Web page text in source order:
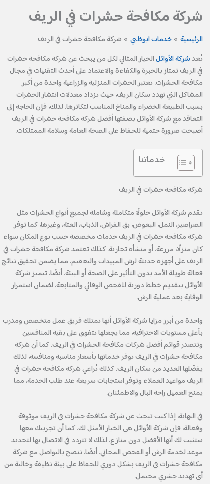
شركة مكافحة حشرات في الريف
الرئيسية خدمات ابوظبي
شركة مكافحة حشرات في الريف
تُعدشركة الأوائلالخيار المثالي لكل من يبحث عن شركة مكافحة حشرات
في الريف تمتاز بالخبرة والكفاءة والاعتماد على أحدث التقنيات في مجال
مكافحة الحشرات. تعتبر الحشرات المنزلية والزراعية واحدة من أكبر
المشاكل التي تهدد سكان الريف، حيث تزداد معدلات انتشار الحشرات
بسبب الطبيعة الخضراء والمناخ المناسب لتكاثرها. لذلك، فإن الحاجة إلى
التعاقد مع شركة الأوائل بصفتها أفضل شركة مكافحة حشرات في الريف
أصبحت ضرورة حتمية للحفاظ على الصحة العامة وسلامة الممتلكات.
خدماتنا
شركة مكافحة حشرات في الريف
تقدم شركة الأوائل حلولًا متكاملة وشاملة لجميع أنواع الحشرات مثل
الصراصير، النمل، البعوض، بق الفراش، الذباب، العتة، وغيرها، كما توفر
شركة مكافحة حشرات في الريف خدمات مخصصة حسب نوع المكان سواء
كان منزلًا، مزرعة، أو منشأة تجارية. كذلك تعتمد شركة مكافحة حشرات في
الريف على أجهزة حديثة لرش المبيدات والتعقيم، مما يضمن تحقيق نتائج
فعالة طويلة الأمد بدون التأثير على الصحة أو البيئة. أيضًا، تتميز شركة
الأوائل بتقديم خطط دورية للفحص الوقائي والمتابعة، لضمان استمرار
الوقاية بعد عملية الرش.
واحدة من أبرز مزايا شركة الأوائل أنها تمتلك فريق عمل متخصص ومدرب
بأعلى مستويات الاحترافية، مما يجعلها تتفوق على بقية المنافسين
وتتصدر قوائم أفضل شركات مكافحة الحشرات في الريف. كما أن شركة
مكافحة حشرات في الريف توفر خدماتها بأسعار مناسبة ومنافسة، لذلك
يفضّلها العديد من سكان الريف. كذلك تُراعي شركة مكافحة حشرات في
الريف مواعيد العملاء وتوفر استجابات سريعة عند طلب الخدمة، مما
يمنح العميل راحة البال والاطمئنان.
في النهاية، إذا كنت تبحث عن شركة مكافحة حشرات في الريف موثوقة
وفعالة، فإن شركة الأوائل هي الخيار الأمثل لك. كما أن تجربتك معها
ستثبت لك أنها الأفضل دون منازع، لذلك لا تتردد في الاتصال بها لتحديد
موعد لخدمة الرش أو الفحص المجاني. أيضًا، ننصح بالتواصل مع شركة
مكافحة حشرات في الريف بشكل دوري للحفاظ على بيئة نظيفة وخالية من
أي تهديد حشري محتمل.